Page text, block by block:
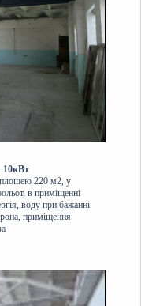
10кВт
площею 220 м2, у
в приміщенні
воду при бажанні
приміщення